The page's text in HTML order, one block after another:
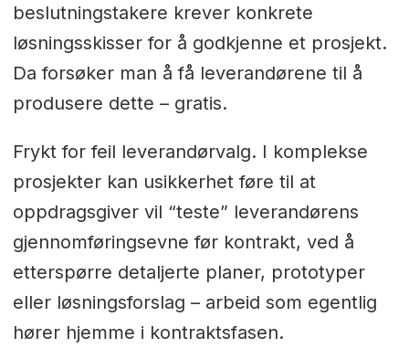
beslutningstakere krever konkrete
løsningsskisser for å godkjenne et prosjekt.
Da forsøker man å få leverandørene til å
produsere dette – gratis.
Frykt for feil leverandørvalg. I komplekse
prosjekter kan usikkerhet føre til at
oppdragsgiver vil “teste” leverandørens
gjennomføringsevne før kontrakt, ved å
etterspørre detaljerte planer, prototyper
eller løsningsforslag – arbeid som egentlig
hører hjemme i kontraktsfasen.